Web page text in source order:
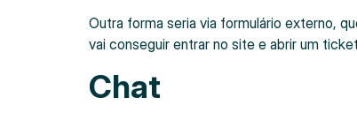
Outra forma seria via formulário externo,
vai conseguir entrar no site e abrir um
Chat